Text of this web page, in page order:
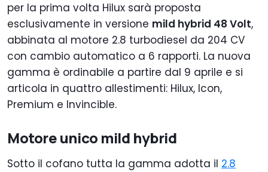
per la prima volta Hilux sarà proposta
esclusivamente in versione mild hybrid 48 Volt,
abbinata al motore 2.8 turbodiesel da 204 CV
con cambio automatico a 6 rapporti. La nuova
gamma è ordinabile a partire dal 9 aprile e si
articola in quattro allestimenti: Hilux, Icon,
Premium e Invincible.
Motore unico mild hybrid
Sotto il cofano tutta la gamma adotta il 2.8